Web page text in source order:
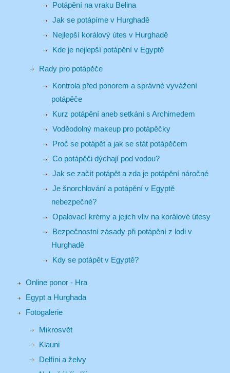
Potápění na vraku Belina
Jak se potápíme v Hurghadě
Nejlepší korálový útes v Hurghadě
Kde je nejlepší potápění v Egyptě
Rady pro potápěče
Kontrola před ponorem a správné vyvážení
potápěče
Kurz potápění aneb setkání s Archimedem
Voděodolný makeup pro potápěčky
Proč se potápět a jak se stát potápěčem
Co potápěči dýchají pod vodou?
Jak se začít potápět a zda je potápění náročné
Je šnorchlování a potápění v Egyptě
nebezpečné?
Opalovací krémy a jejich vliv na korálové útesy
Bezpečnostní zásady při potápění z lodi v
Hurghadě
Kdy se potápět v Egyptě?
Online ponor - Hra
Egypt a Hurghada
Fotogalerie
Mikrosvět
Klauni
Delfíni a želvy